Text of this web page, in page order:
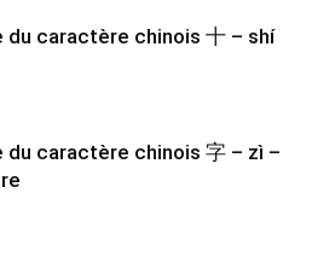
du caractère chinois 十 – shí
du caractère chinois 字 – zì –